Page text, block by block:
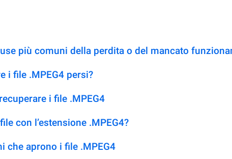
più comuni della perdita o del mancato
i file .MPEG4 persi?
i file .MPEG4
con l’estensione .MPEG4?
che aprono i file .MPEG4